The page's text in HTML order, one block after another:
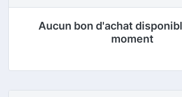
Aucun bon d'achat
moment